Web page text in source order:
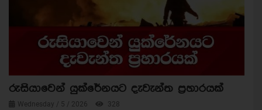
රුසියාවෙන් යුක්රේනයට දැවැන්ත ප්‍රහාරයක්
Wednesday / 5 / 2026 328